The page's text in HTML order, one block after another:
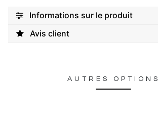
Informations sur le produit
Avis client
AUTRES OPTIONS